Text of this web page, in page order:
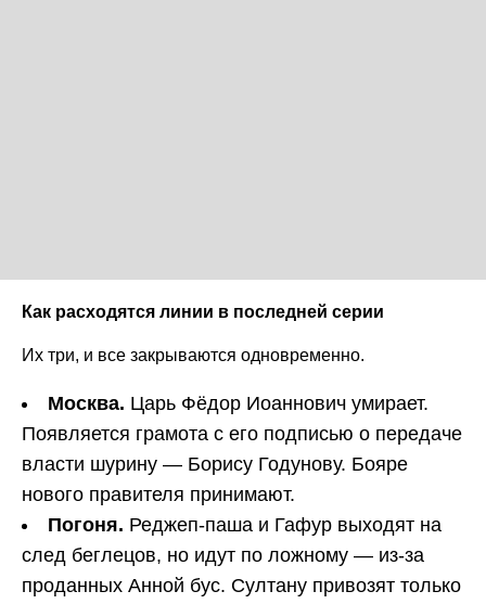
Как расходятся линии в последней серии
Их три, и все закрываются одновременно.
Москва. Царь Фёдор Иоаннович умирает.
Появляется грамота с его подписью о передаче
власти шурину — Борису Годунову. Бояре
нового правителя принимают.
Погоня. Реджеп-паша и Гафур выходят на
след беглецов, но идут по ложному — из-за
проданных Анной бус. Султану привозят только